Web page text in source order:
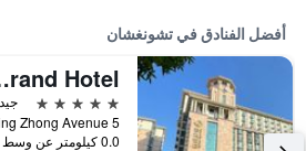
أفضل الفنادق في تشونغشان
5 نجوم
جيد 7.8
0.0 كيلومتر عن وسط المدينة